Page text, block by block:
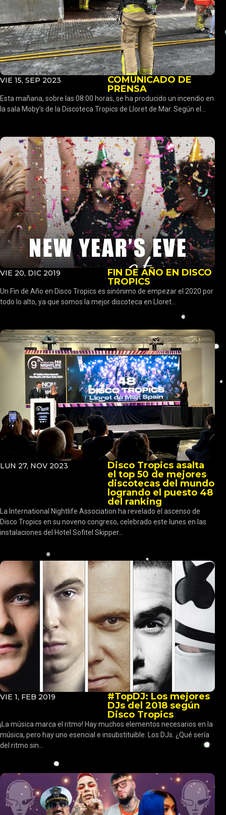
VIE 15, SEP 2023
COMUNICADO DE
PRENSA
Esta mañana, sobre las 08:00 horas, se ha producido un incendio en
la sala Moby’s de la Discoteca Tropics de Lloret de Mar. Según el...
VIE 20, DIC 2019
FIN DE AÑO EN DISCO
TROPICS
Un Fin de Año en Disco Tropics es sinónimo de empezar el 2020 por
todo lo alto, ya que somos la mejor discoteca en Lloret...
LUN 27, NOV 2023
Disco Tropics asalta
el top 50 de mejores
discotecas del mundo
logrando el puesto 48
del ranking
La International Nightlife Association ha revelado el ascenso de
Disco Tropics en su noveno congreso, celebrado este lunes en las
instalaciones del Hotel Sofitel Skipper...
VIE 1, FEB 2019
#TopDJ: Los mejores
DJs del 2018 según
Disco Tropics
¡La música marca el ritmo! Hay muchos elementos necesarios en la
música, pero hay uno esencial e insubstituible: Los DJs. ¿Qué sería
del ritmo sin...